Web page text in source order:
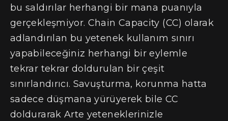
bu saldırılar herhangi bir mana puanıyla
gerçekleşmiyor. Chain Capacity (CC) olarak
adlandırılan bu yetenek kullanım sınırı
yapabileceğiniz herhangi bir eylemle
tekrar tekrar doldurulan bir çeşit
sınırlandırıcı. Savuşturma, korunma hatta
sadece düşmana yürüyerek bile CC
doldurarak Arte yeteneklerinizle